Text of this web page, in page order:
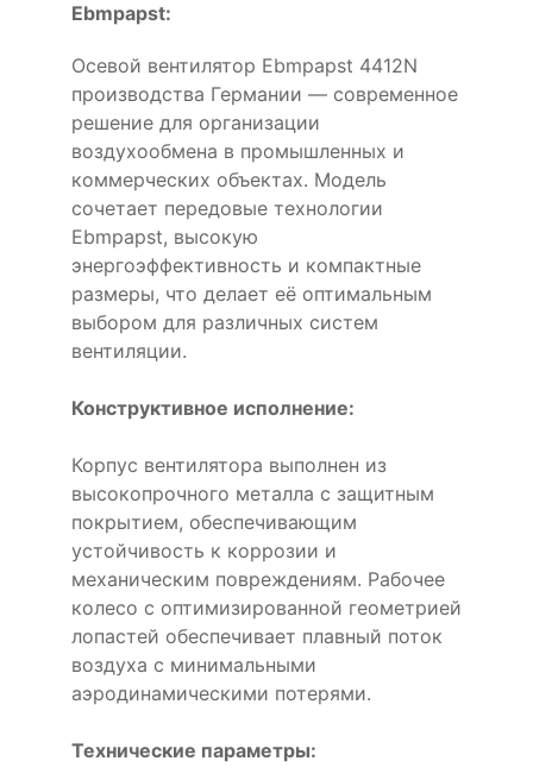
Ebmpapst:
Осевой вентилятор Ebmpapst 4412N
производства Германии — современное
решение для организации
воздухообмена в промышленных и
коммерческих объектах. Модель
сочетает передовые технологии
Ebmpapst, высокую
энергоэффективность и компактные
размеры, что делает её оптимальным
выбором для различных систем
вентиляции.
Конструктивное исполнение:
Корпус вентилятора выполнен из
высокопрочного металла с защитным
покрытием, обеспечивающим
устойчивость к коррозии и
механическим повреждениям. Рабочее
колесо с оптимизированной геометрией
лопастей обеспечивает плавный поток
воздуха с минимальными
аэродинамическими потерями.
Технические параметры: